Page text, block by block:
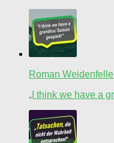
Roman
„I think we have a